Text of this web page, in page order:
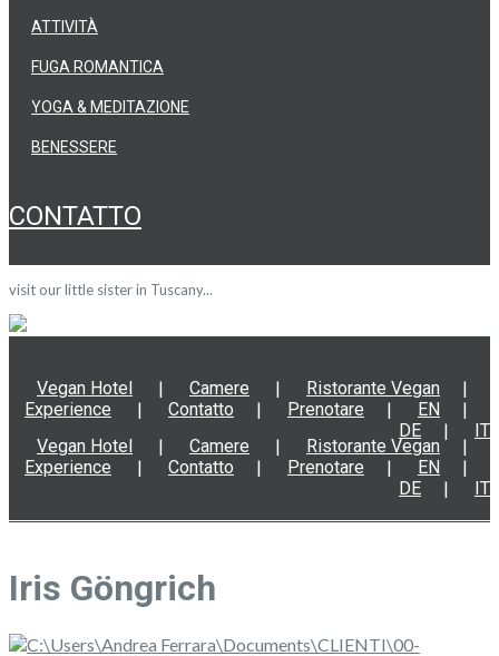
YOGA & MEDITAZIONE
BENESSERE
ATTIVITÀ
FUGA ROMANTICA
CONTATTO
visit our little sister in Tuscany...
Vegan Hotel Camere
Ristorante Vegan
Experience
Contatto Prenotare
EN
DE
IT
Vegan Hotel Camere
Ristorante Vegan
Experience
Contatto Prenotare
EN
DE
IT
Iris Göngrich